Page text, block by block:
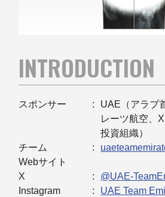
INTRODUCTION
スポンサー
UAE（アラブ
レーツ航空、
投資組織）
チーム
Webサイト
X
@UAE-
Instagram
UAE Team